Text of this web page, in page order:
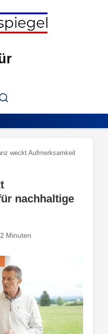
Search
weckt Aufmerksamkeit
nachhaltige
2 Minuten